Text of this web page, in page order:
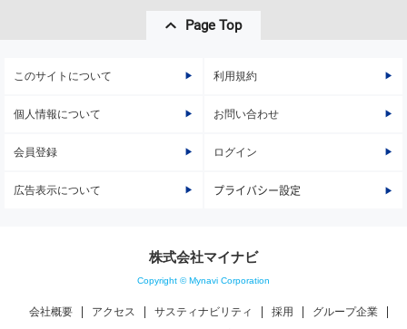
Page Top
このサイトについて 利用規約
個人情報について お問い合わせ
会員登録 ログイン
広告表示について プライバシー設定
株式会社マイナビ
Copyright © Mynavi Corporation
会社概要 アクセス サスティナビリティ 採用
グループ企業